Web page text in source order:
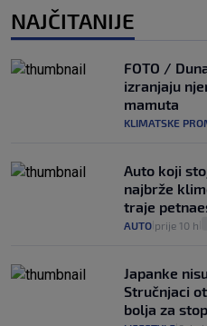
NAJČITANIJE
FOTO /
izranjaju
mamuta
KLIMATSKE
Auto koji
najbrže
traje
AUTO prije 10 h
Japanke
Stručnjaci
bolja za